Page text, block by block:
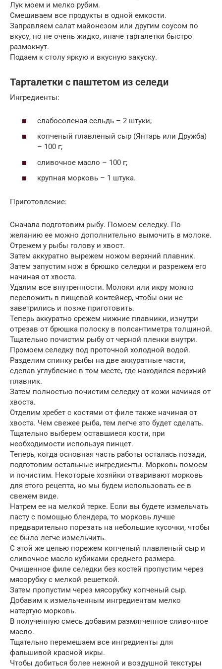
Лук моем и мелко рубим.
Смешиваем все продукты в одной емкости.
Заправляем салат майонезом или другим соусом по
вкусу, но не очень жидко, иначе тарталетки быстро
размокнут.
Подаем к столу яркую и вкусную закуску.
Тарталетки с паштетом из селеди
Ингредиенты:
слабосоленая сельдь – 2 штуки;
копченый плавленый сыр (Янтарь или Дружба)
– 100 г;
сливочное масло – 100 г;
крупная морковь – 1 штука.
Приготовление:
Сначала подготовим рыбу. Помоем селедку. По
желанию ее можно дополнительно вымочить в молоке.
Отрежем у рыбы голову и хвост.
Затем аккуратно вырежем ножом верхний плавник.
Затем запустим нож в брюшко селедки и разрежем его
начиная от хвоста.
Удалим все внутренности. Молоки или икру можно
переложить в пищевой контейнер, чтобы они не
заветрились и позже приготовить.
Теперь аккуратно срежем нижние плавники, изнутри
отрезав от брюшка полоску в полсантиметра толщиной.
Тщательно почистим рыбу от черной пленки внутри.
Промоем селедку под проточной холодной водой.
Разделим спинку рыбы на две аккуратные части,
сделав углубление в том месте, где находился верхний
плавник.
Затем полностью почистим селедку от кожи начиная от
хвоста.
Отделим хребет с костями от филе также начиная от
хвоста. Чем свежее рыба, тем легче это будет сделать.
Тщательно выберем оставшиеся кости, при
необходимости используя пинцет.
Теперь, когда основная часть работы осталась позади,
подготовим остальные ингредиенты. Морковь помоем
и почистим. Некоторые хозяйки отваривают морковь
для этого рецепта, но мы будем использовать ее в
свежем виде.
Натрем ее на мелкой терке. Если вы будете измельчать
пасту с помощью блендера, то морковь лучше
предварительно порезать на небольшие кусочки, чтобы
ее было легче измельчить.
С этой же целью порежем копченый плавленый сыр и
сливочное масло кубиками среднего размера.
Очищенное филе селедки без костей пропустим через
мясорубку с мелкой решеткой.
Затем пропустим через мясорубку копченый сыр.
Добавим к измельченным ингредиентам мелко
натертую морковь.
В полученную смесь добавим размягченное сливочное
масло.
Тщательно перемешаем все ингредиенты для
фальшивой красной икры.
Чтобы добиться более нежной и воздушной текстуры